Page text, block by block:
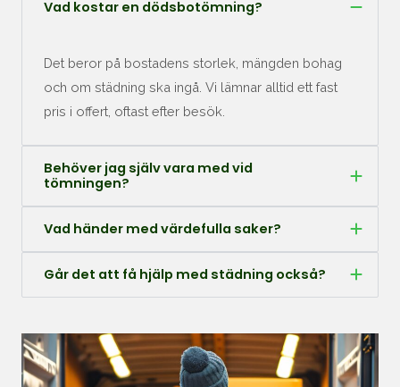
Vad kostar en dödsbotömning?
Det beror på bostadens storlek, mängden bohag
och om städning ska ingå. Vi lämnar alltid ett fast
pris i offert, oftast efter besök.
Behöver jag själv vara med vid
tömningen?
Vad händer med värdefulla saker?
Går det att få hjälp med städning också?